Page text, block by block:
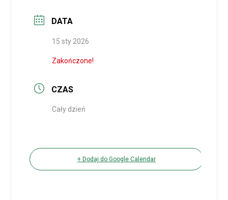
DATA
15 sty 2026
Zakończone!
CZAS
Cały dzień
+ Dodaj do Google Calendar